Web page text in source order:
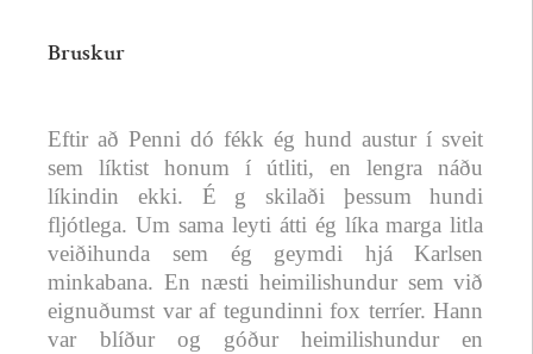
Bruskur
Eftir að Penni dó fékk ég hund austur í sveit
sem líktist honum í útliti, en lengra náðu
líkindin ekki. É g skilaði þessum hundi
fljótlega. Um sama leyti átti ég líka marga litla
veiðihunda sem ég geymdi hjá Karlsen
minkabana. En næsti heimilishundur sem við
eignuðumst var af tegundinni fox terríer. Hann
var blíður og góður heimilishundur en